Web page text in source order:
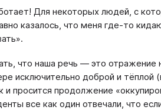
Для некоторых людей, с
казалось, что меня где-то
что наша речь — это
исключительно доброй и
и просится продолжение
все как один отвечали, что